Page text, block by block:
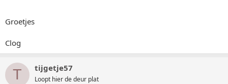
Groetjes
Clog
T tijgetje57
Loopt hier de deur plat